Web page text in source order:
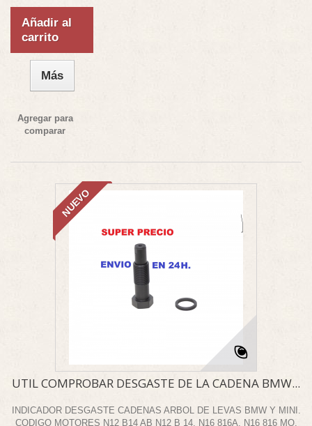
Añadir al
carrito
Más
Agregar para
comparar
NUEVO
UTIL COMPROBAR DESGASTE DE LA CADENA BMW...
INDICADOR DESGASTE CADENAS ARBOL DE LEVAS BMW Y MINI.
CODIGO MOTORES N12 B14 AB N12 B 14, N16 816A, N16 816 MO,